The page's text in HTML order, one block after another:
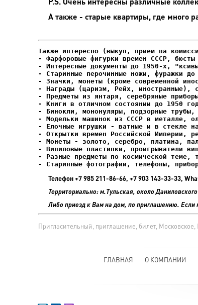
А также - старые квартиры, где много
- Фарфоровые фигурки времен СССР,
- Интересные документы до 1950-х,
- Елочные игрушки - ватные и в стекле
- Старинные фотографии, телефоны,
Телефон +7 985 211-86-66, +7 903 143-33-33,
Территориально: м.Тульская, около
Либо приезд к Вам на дом, по приглашению. Если
Пригласительный, приглашение, билет, Московское,
ГЛАВНАЯ О КОМПАНИИ